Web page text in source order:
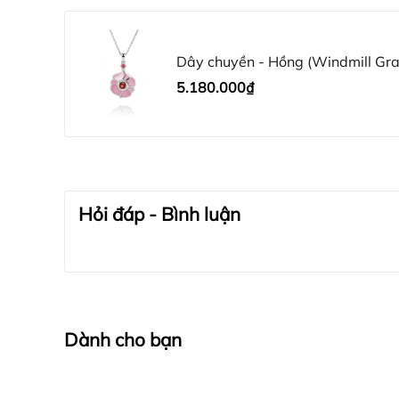
Dây chuyền - Hồng (Windmill
5.180.000₫
Hỏi đáp - Bình luận
Dành cho bạn